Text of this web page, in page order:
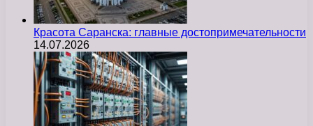
Красота Саранска: главные достопримечательности
14.07.2026